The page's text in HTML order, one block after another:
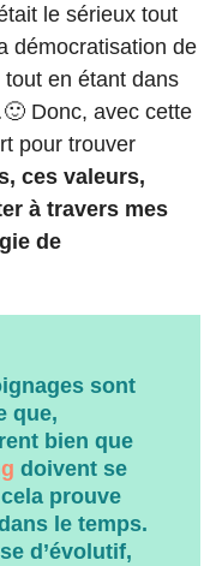
le sérieux tout
démocratisation de
tout en étant dans
Donc, avec cette
pour trouver
ces valeurs,
à travers mes
de
sont
que,
bien que
doivent se
prouve
le temps.
d’évolutif,